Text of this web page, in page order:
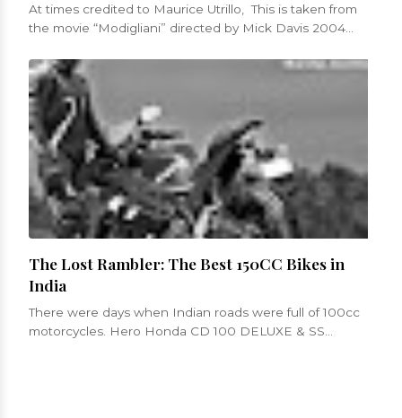
At times credited to Maurice Utrillo, This is taken from
the movie “Modigliani” directed by Mick Davis 2004
The Lost Rambler: The Best 150CC Bikes in
India
There were days when Indian roads were full of 100cc
motorcycles. Hero Honda CD 100 DELUXE & SS